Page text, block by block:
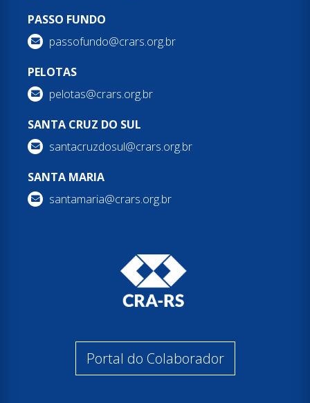
PASSO FUNDO
passofundo@crars.org.br
PELOTAS
pelotas@crars.org.br
SANTA CRUZ DO SUL
santacruzdosul@crars.org.br
SANTA MARIA
santamaria@crars.org.br
Portal do Colaborador